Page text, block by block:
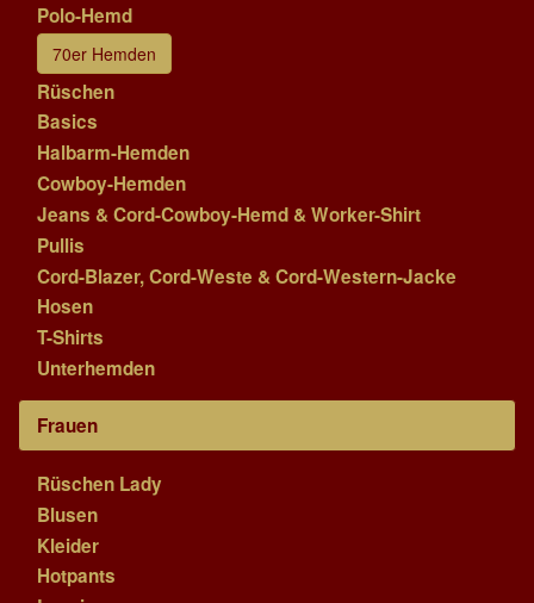
Polo-Hemd
70er Hemden
Rüschen
Basics
Halbarm-Hemden
Cowboy-Hemden
Jeans & Cord-Cowboy-Hemd & Worker-Shirt
Pullis
Cord-Blazer, Cord-Weste & Cord-Western-Jacke
Hosen
T-Shirts
Unterhemden
Frauen
Rüschen Lady
Blusen
Kleider
Hotpants